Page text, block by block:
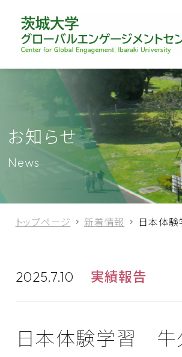
お知らせ
News
トップページ 新着情報 日本体
2025.7.10 実績報告
日本体験学習 牛